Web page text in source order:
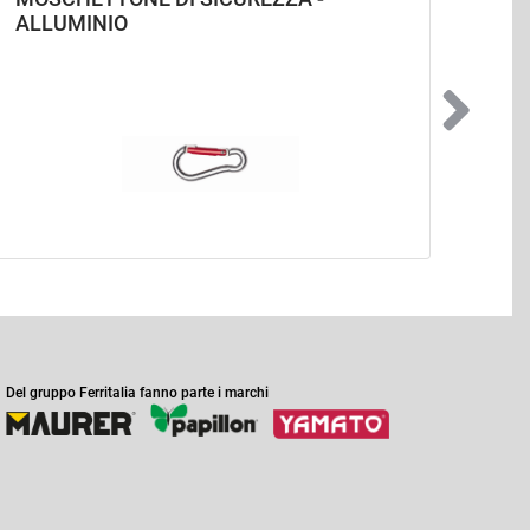
ALLUMINIO
Del gruppo Ferritalia fanno parte i marchi